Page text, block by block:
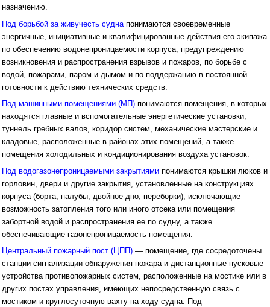
назначению.
Под борьбой за живучесть судна понимаются своевременные
энергичные, инициативные и квалифицированные действия его экипажа
по обеспечению водонепроницаемости корпуса, предупреждению
возникновения и распространения взрывов и пожаров, по борьбе с
водой, пожарами, паром и дымом и по поддержанию в постоянной
готовности к действию технических средств.
Под машинными помещениями (МП) понимаются помещения, в которых
находятся главные и вспомогательные энергетические установки,
туннель гребных валов, коридор систем, механические мастерские и
кладовые, расположенные в районах этих помещений, а также
помещения холодильных и кондиционирования воздуха установок.
Под водогазонепроницаемыми закрытиями понимаются крышки люков и
горловин, двери и другие закрытия, установленные на конструкциях
корпуса (борта, палубы, двойное дно, переборки), исключающие
возможность затопления того или иного отсека или помещения
забортной водой и распространения ее по судну, а также
обеспечивающие газонепроницаемость помещения.
Центральный пожарный пост (ЦПП) — помещение, где сосредоточены
станции сигнализации обнаружения пожара и дистанционные пусковые
устройства противопожарных систем, расположенные на мостике или в
других постах управления, имеющих непосредственную связь с
мостиком и круглосуточную вахту на ходу судна. Под